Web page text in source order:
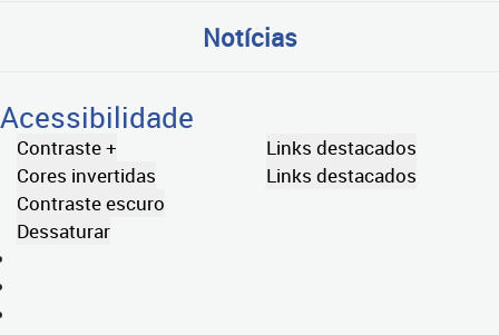
Notícias
Acessibilidade
Contraste +
Cores invertidas
Contraste escuro
Dessaturar
Links destacados
Links destacados